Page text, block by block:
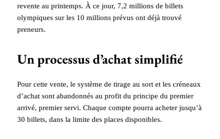
revente au printemps. À ce jour, 7,2 millions de billets
olympiques sur les 10 millions prévus ont déjà trouvé
preneurs.
Un processus d’achat simplifié
Pour cette vente, le système de tirage au sort et les créneaux
d’achat sont abandonnés au profit du principe du premier
arrivé, premier servi. Chaque compte pourra acheter jusqu’à
30 billets, dans la limite des places disponibles.